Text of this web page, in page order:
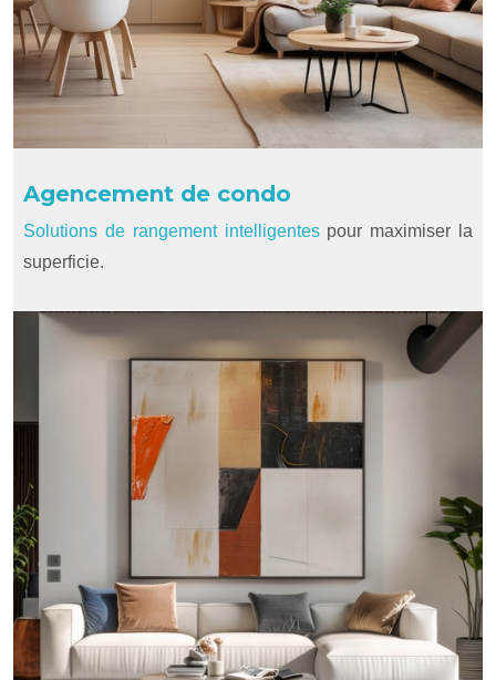
Agencement de condo
Solutions de rangement intelligentespour maximiser la
superficie.